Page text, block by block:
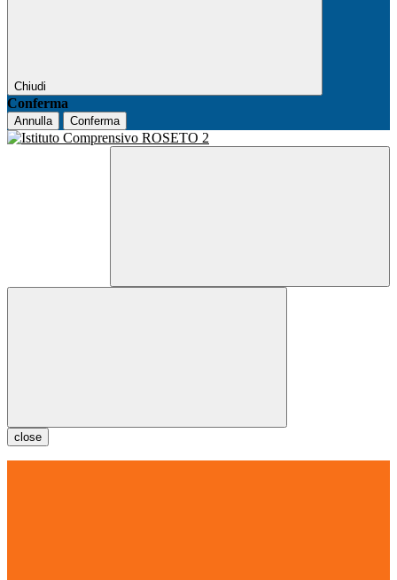
Chiudi
Conferma
Annulla Conferma
close